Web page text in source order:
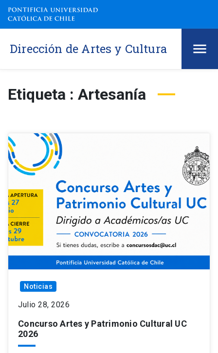
Dirección de Artes y Cultura
Etiqueta : Artesanía
Noticias
Julio 28, 2026
Concurso Artes y Patrimonio Cultural UC
2026